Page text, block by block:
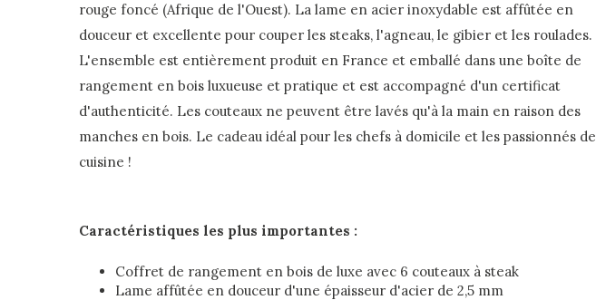
rouge foncé (Afrique de l'Ouest). La lame en acier inoxydable est affûtée en
douceur et excellente pour couper les steaks, l'agneau, le gibier et les roulades.
L'ensemble est entièrement produit en France et emballé dans une boîte de
rangement en bois luxueuse et pratique et est accompagné d'un certificat
d'authenticité. Les couteaux ne peuvent être lavés qu'à la main en raison des
manches en bois. Le cadeau idéal pour les chefs à domicile et les passionnés de
cuisine !
Caractéristiques les plus importantes :
Coffret de rangement en bois de luxe avec 6 couteaux à steak
Lame affûtée en douceur d'une épaisseur d'acier de 2,5 mm